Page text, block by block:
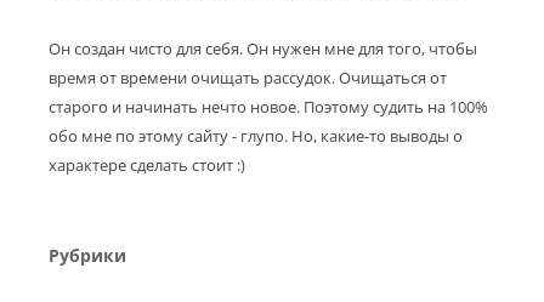
Он создан чисто для себя. Он нужен мне для того, чтобы
время от времени очищать рассудок. Очищаться от
старого и начинать нечто новое. Поэтому судить на 100%
обо мне по этому сайту - глупо. Но, какие-то выводы о
характере сделать стоит :)
Рубрики